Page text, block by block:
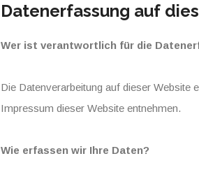
Datenerfassung auf
Wer ist verantwortlich für die
Die Datenverarbeitung auf dieser Website
Impressum dieser Website entnehmen.
Wie erfassen wir Ihre Daten?